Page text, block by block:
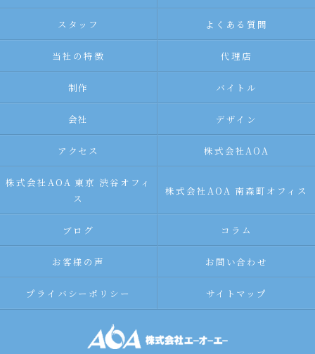
スタッフ よくある質問
当社の特徴 代理店
制作 バイトル
会社 デザイン
アクセス 株式会社AOA
株式会社AOA 東京 渋谷オフィ
ス
株式会社AOA 南森町オフィス
ブログ コラム
お客様の声 お問い合わせ
プライバシーポリシー サイトマップ